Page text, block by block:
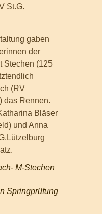
St.G.
gaben
der
Stechen (125
(RV
das Rennen.
Bläser
und Anna
M-Stechen
Springprüfung